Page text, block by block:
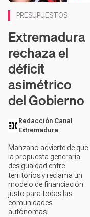
PRESUPUESTOS
Extremadura
rechaza el
déficit
asimétrico
del Gobierno
Redacción Canal
Extremadura
Manzano advierte de que
la propuesta generaría
desigualdad entre
territorios y reclama un
modelo de financiación
justo para todas las
comunidades
autónomas